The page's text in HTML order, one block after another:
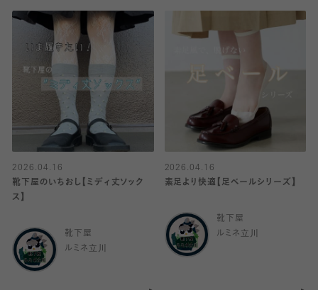
2026.04.16
靴下屋のいちおし【ミディ丈ソック
ス】
靴下屋
ルミネ立川
2026.04.16
素足より快適【足ベールシリーズ】
靴下屋
ルミネ立川